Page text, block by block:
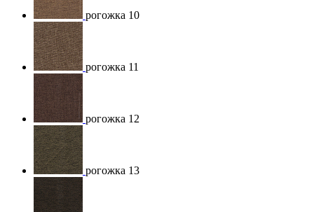
рогожка 10
рогожка 11
рогожка 12
рогожка 13